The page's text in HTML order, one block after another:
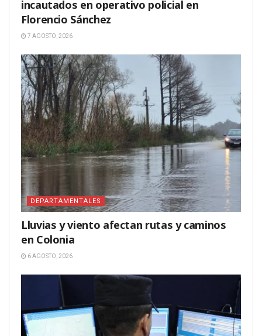
incautados en operativo policial en
Florencio Sánchez
7 AGOSTO, 2026
DEPARTAMENTALES
Lluvias y viento afectan rutas y caminos
en Colonia
6 AGOSTO, 2026